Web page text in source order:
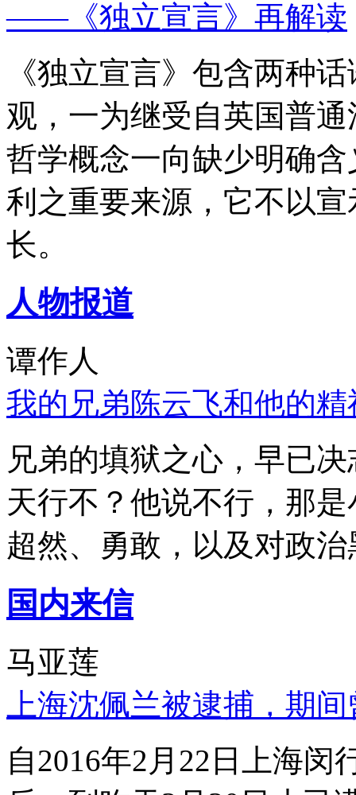
——《独立宣言》再解读
《独立宣言》包含两种
观，一为继受自英国普
哲学概念一向缺少明确
利之重要来源，它不以
长。
人物报道
谭作人
我的兄弟陈云飞和他的
兄弟的填狱之心，早已
天行不？他说不行，那
超然、勇敢，以及对政
国内来信
马亚莲
上海沈佩兰被逮捕，期
自2016年2月22日上海